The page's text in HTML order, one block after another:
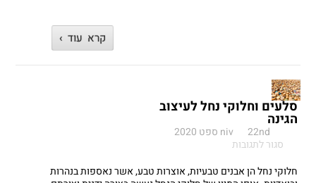
קרא עוד ›
סלעים וחלוקי נחל לעיצוב
הגינה
niv
22nd ספט 2020
סגור לתגובות
וחלוקי
חלוקי נחל הן אבנים טבעיות, אוצרות טבע, אשר נאספות בנהרות